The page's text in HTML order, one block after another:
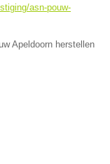
asn-pouw-
Apeldoorn herstellen